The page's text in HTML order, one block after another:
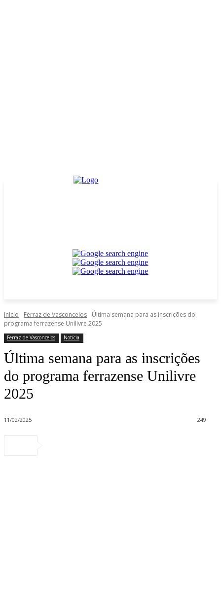
Início Ferraz de Vasconcelos
Última semana para as inscrições do
programa ferrazense Unilivre 2025
Ferraz de Vasconcelos Notícia
Última semana para as inscrições
do programa ferrazense Unilivre
2025
11/02/2025 249